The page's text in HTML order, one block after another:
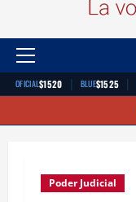
Menú
principal
OFICIAL$1520 | BLUE$1525 |
Poder Judicial